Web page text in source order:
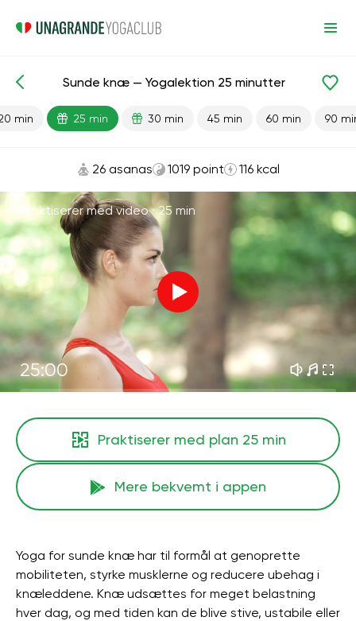
Færdiglavede lektioner Ben Led
Sunde knæ — Yogalektion 25 minutter
min 25 min 30 min 45 min 60 min 90
26 asanas 1019 point 116 kcal
Praktiserer med video ·25 min
25:00
Praktiserer med plan 25 min
Mere bekvemt i appen
Yoga for sunde knæ har til formål at genoprette
mobiliteten, styrke musklerne og reducere ubehag i
knæleddene. Knæ udsættes for meget belastning
hver dag, og med tiden kan de blive stive, ustabile eller